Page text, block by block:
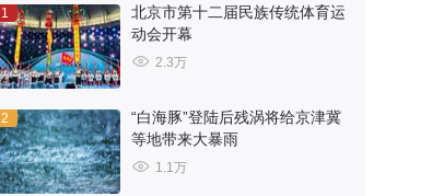
1
北京市第十二届民族传统体育运
动会开幕
2.3万
2
“白海豚”登陆后残涡将给京津冀
等地带来大暴雨
1.1万